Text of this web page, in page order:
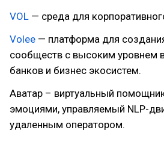
VOL — среда для
Volee — платформа для
сообществ с высоким уровнем
банков и бизнес экосистем.
Аватар – виртуальный
эмоциями, управляемый NLP-
удаленным оператором.